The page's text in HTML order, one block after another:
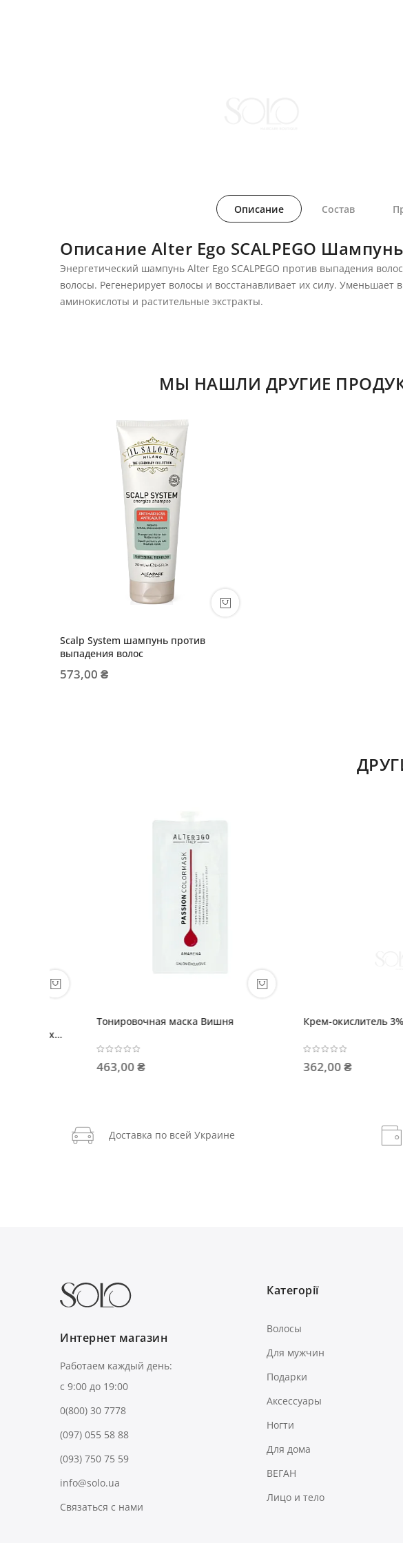
Описание
Описание Alter Ego SCALPEGO
Энергетический шампунь Alter Ego SCALPEGO против выпадения
волосы. Регенерирует волосы и восстанавливает их силу.
аминокислоты и растительные экстракты.
Состав
МЫ НАШЛИ ДРУГИЕ
Scalp System шампунь против
выпадения волос
573,00 ₴
Крем-окислитель 3% 10VOL
362,00 ₴
Тонирующая маска NUDE
212,00 ₴
Доставка по всей Украине
Интернет магазин
Работаем каждый день:
с 9:00 до 19:00
0(800) 30 7778
(097) 055 58 88
(093) 750 75 59
info@solo.ua
Связаться с нами
Категорії
Волосы
Для мужчин
Подарки
Аксессуары
Ногти
Для дома
ВЕГАН
Лицо и тело